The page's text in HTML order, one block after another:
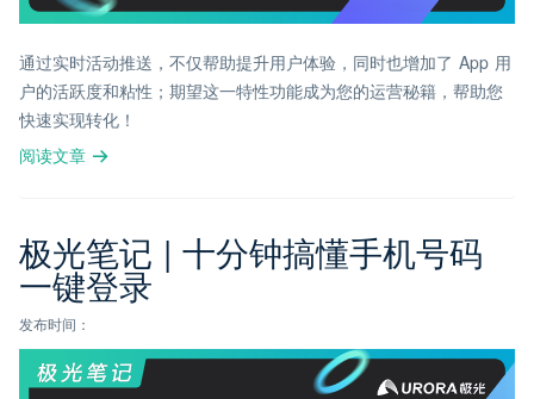
通过实时活动推送，不仅帮助提升用户体验，同时也增加了 App 用
户的活跃度和粘性；期望这一特性功能成为您的运营秘籍，帮助您
快速实现转化！
阅读文章
极光笔记 | 十分钟搞懂手机号码
一键登录
发布时间：